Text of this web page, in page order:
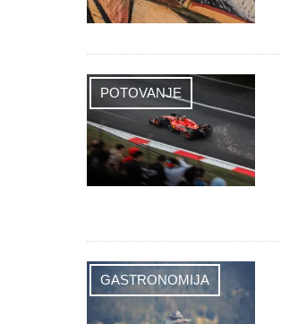
POTOVANJE
GASTRONOMIJA